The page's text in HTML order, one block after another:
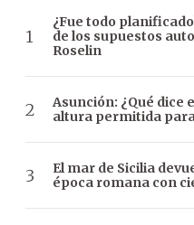
¿Fue todo
de los supuestos
Roselin
Asunción: ¿Qué dice
altura permitida
El mar de Sicilia
época romana con